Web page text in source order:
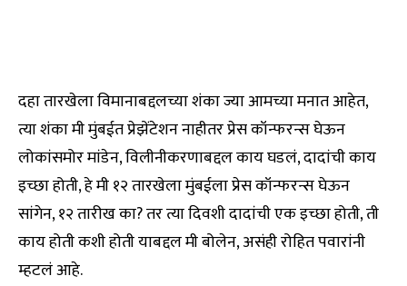
दहा तारखेला विमानाबद्दलच्या शंका ज्या आमच्या मनात आहेत,
त्या शंका मी मुंबईत प्रेझेंटेशन नाहीतर प्रेस कॉन्फरन्स घेऊन
लोकांसमोर मांडेन, विलीनीकरणाबद्दल काय घडलं, दादांची काय
इच्छा होती, हे मी १२ तारखेला मुंबईला प्रेस कॉन्फरन्स घेऊन
सांगेन, १२ तारीख का? तर त्या दिवशी दादांची एक इच्छा होती, ती
काय होती कशी होती याबद्दल मी बोलेन, असंही रोहित पवारांनी
म्हटलं आहे.